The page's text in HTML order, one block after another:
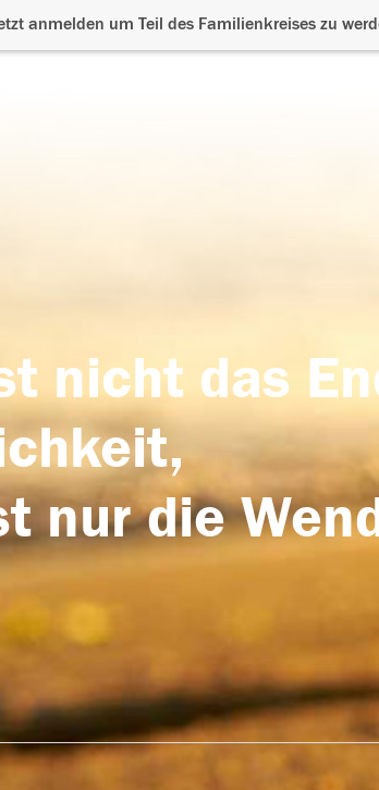
anmelden um Teil des Familienkreises zu
nicht das
nur die